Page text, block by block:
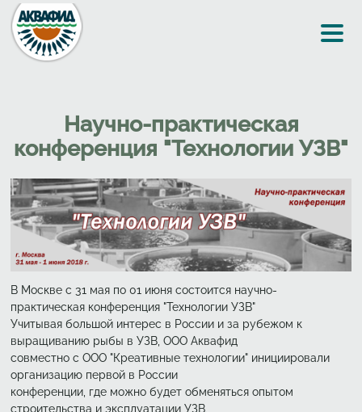
Перейти к основному содержанию
Научно-практическая
конференция "Технологии УЗВ"
В Москве с 31 мая по 01 июня состоится научно-
практическая конференция "Технологии УЗВ"
Учитывая большой интерес в России и за рубежом к
выращиванию рыбы в УЗВ, ООО Аквафид
совместно с ООО "Креативные технологии" инициировали
организацию первой в России
конференции, где можно будет обменяться опытом
строительства и эксплуатации УЗВ,